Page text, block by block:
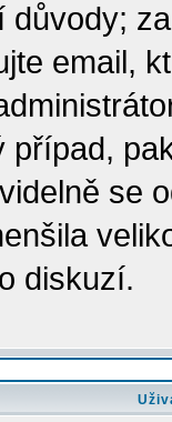
důvody;
email,
případ,
se
diskuzí.